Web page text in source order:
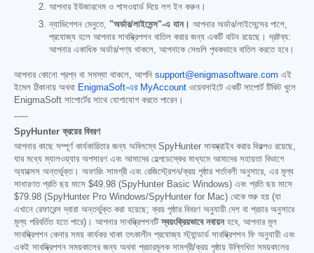
আপনার ইউজারনেম ও পাসওয়ার্ড দিয়ে লগ ইন করুন।
ন্যাভিগেশন মেনুতে, "অর্ডার/লাইসেন্স"-এ যান। আপনার অর্ডার/লাইসেন্সের পাশে,
প্রযোজ্য হলে আপনার সাবস্ক্রিপশন বাতিল করার জন্য একটি বাটন রয়েছে। দ্রষ্টব্য:
আপনার একাধিক অর্ডার/পণ্য থাকলে, আপনাকে সেগুলি পৃথকভাবে বাতিল করতে হবে।
আপনার কোনো প্রশ্ন বা সমস্যা থাকলে, আপনি support@enigmasoftware.com এই
ইমেল ঠিকানায় অথবা EnigmaSoft-এর MyAccount ওয়েবসাইটে একটি সাপোর্ট টিকিট খুলে
EnigmaSoft সাপোর্টের সাথে যোগাযোগ করতে পারেন।
-----
SpyHunter ক্রয়ের বিবরণ
আপনার কাছে সম্পূর্ণ কার্যকারিতার জন্য অবিলম্বে SpyHunter সাবস্ক্রাইব করার বিকল্পও রয়েছে,
যার মধ্যে ম্যালওয়্যার অপসারণ এবং আমাদের হেল্পডেস্কের মাধ্যমে আমাদের সহায়তা বিভাগে
অ্যাক্সেস অন্তর্ভুক্ত। অফারিং সামগ্রী এবং রেজিস্ট্রেশন/ক্রয় পৃষ্ঠার শর্তাবলী অনুসারে, এর মূল্য
সাধারণত প্রতি ছয় মাসে $49.98 (SpyHunter Basic Windows) এবং প্রতি ছয় মাসে
$79.98 (SpyHunter Pro Windows/SpyHunter for Mac) থেকে শুরু হয় (যা
এখানে রেফারেন্স দ্বারা অন্তর্ভুক্ত করা হয়েছে; ক্রয় পৃষ্ঠার বিবরণ অনুযায়ী দেশ বা প্রচার অনুসারে
মূল্য পরিবর্তিত হতে পারে)। আপনার সাবস্ক্রিপশনটিস্বয়ংক্রিয়ভাবে নবায়নহবে, আপনার মূল
সাবস্ক্রিপশন কেনার সময় কার্যকর থাকা তৎকালীন প্রযোজ্য স্ট্যান্ডার্ড সাবস্ক্রিপশন ফি অনুযায়ী এবং
একই সাবস্ক্রিপশন সময়কালের জন্য অথবা প্রচারমূলক সামগ্রী/ক্রয় পৃষ্ঠায় উল্লিখিত সময়কালের